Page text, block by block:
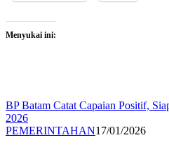
Menyukai ini:
BP Batam Catat Capaian Positif,
2026
PEMERINTAHAN17/01/2026